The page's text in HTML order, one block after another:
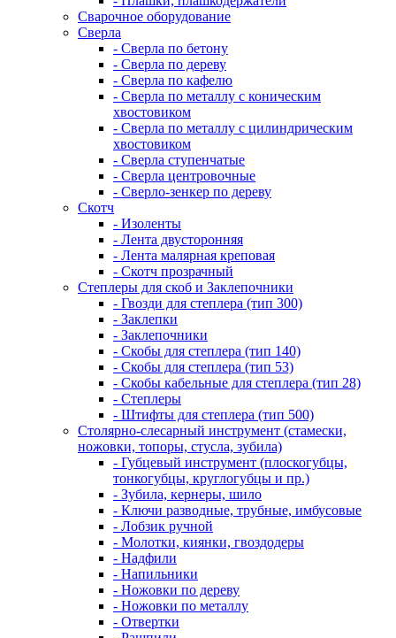
Сварочное оборудование
Сверла
- Сверла по бетону
- Сверла по дереву
- Сверла по кафелю
- Сверла по металлу с коническим
хвостовиком
- Сверла по металлу с цилиндрическим
хвостовиком
- Сверла ступенчатые
- Сверла центровочные
- Сверло-зенкер по дереву
Скотч
- Изоленты
- Лента двусторонняя
- Лента малярная креповая
- Скотч прозрачный
Степлеры для скоб и Заклепочники
- Гвозди для степлера (тип 300)
- Заклепки
- Заклепочники
- Скобы для степлера (тип 140)
- Скобы для степлера (тип 53)
- Скобы кабельные для степлера (тип 28)
- Степлеры
- Штифты для степлера (тип 500)
Столярно-слесарный инструмент (стамески,
ножовки, топоры, стусла, зубила)
- Губцевый инструмент (плоскогубцы,
тонкогубцы, круглогубцы и пр.)
- Зубила, кернеры, шило
- Ключи разводные, трубные, имбусовые
- Лобзик ручной
- Молотки, киянки, гвоздодеры
- Надфили
- Напильники
- Ножовки по дереву
- Ножовки по металлу
- Отвертки